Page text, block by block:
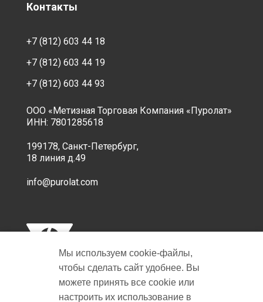
Контакты
+7 (812) 603 44 18
+7 (812) 603 44 19
+7 (812) 603 44 93
ООО «Метизная Торговая Компания «Пуролат»
ИНН: 7801285618
199178, Санкт-Петербург,
18 линия д.49
info@purolat.com
Мы используем cookie‑файлы,
чтобы сделать сайт удобнее. Вы
можете принять все cookie или
настроить их использование в